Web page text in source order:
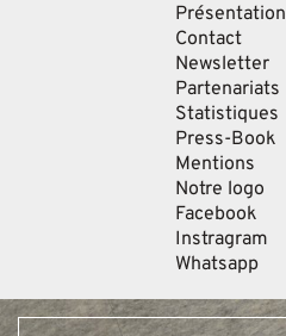
Présentation
Contact
Newsletter
Partenariats
Statistiques
Press-Book
Mentions
Notre logo
Facebook
Instragram
Whatsapp